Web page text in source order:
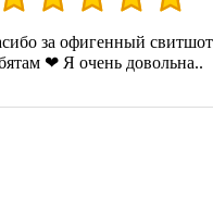
за офигенный свитшот
❤ Я очень довольна..